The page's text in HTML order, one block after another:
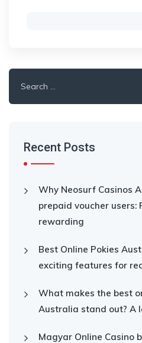
for:
Recent Posts
Why Neosurf Casinos
prepaid voucher users:
rewarding
Best Online Pokies
exciting features for
What makes the best
Australia stand out? A
Magyar Online Casino